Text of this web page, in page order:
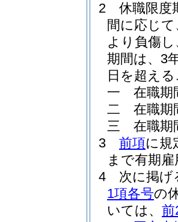
2
休職限度
間に応じて
より負傷
期間は、3
日を超え
一
在職
二
在職
三
在職
3
前項に規
まで有期
4
次に掲げ
1項各号の
いては、 前